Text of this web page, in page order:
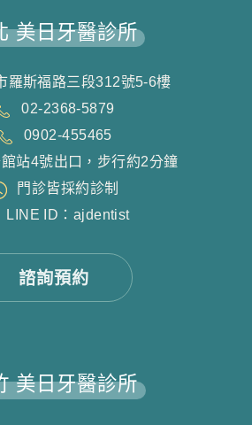
美日牙醫診所
羅斯福路三段312號5-6樓
02-2368-5879
0902-455465
站4號出口，步行約2分鐘
門診皆採約診制
LINE ID：ajdentist
諮詢預約
美日牙醫診所